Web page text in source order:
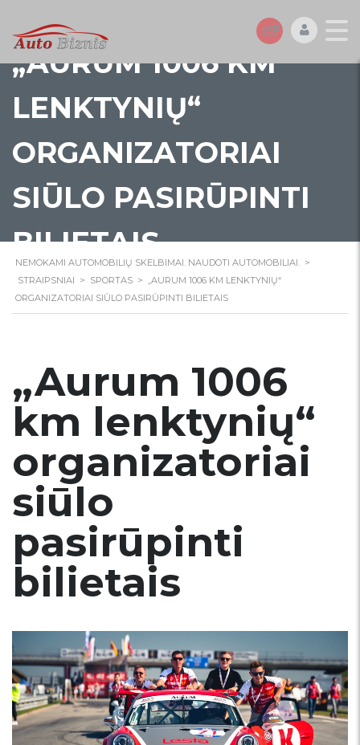
„AURUM 1006 KM
LENKTYNIŲ“
ORGANIZATORIAI
SIŪLO PASIRŪPINTI
BILIETAIS
NEMOKAMI AUTOMOBILIŲ SKELBIMAI. NAUDOTI AUTOMOBILIAI. >
STRAIPSNIAI > SPORTAS > „AURUM 1006 KM LENKTYNIŲ“
ORGANIZATORIAI SIŪLO PASIRŪPINTI BILIETAIS
„Aurum 1006
km lenktynių“
organizatoriai
siūlo
pasirūpinti
bilietais